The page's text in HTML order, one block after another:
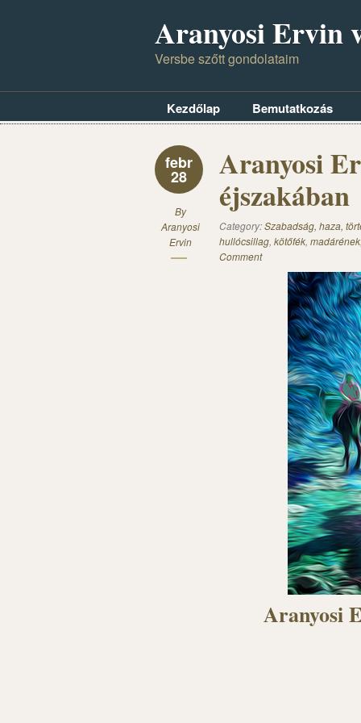
Aranyosi Ervin
Versbe szőtt gondolataim
Kezdőlap Bemutatkozás
febr
28
By
Aranyosi
Ervin
Aranyosi
éjszakában
Category:Szabadság, haza,
hullócsillag, kötőfék, madárének
Comment
Aranyosi